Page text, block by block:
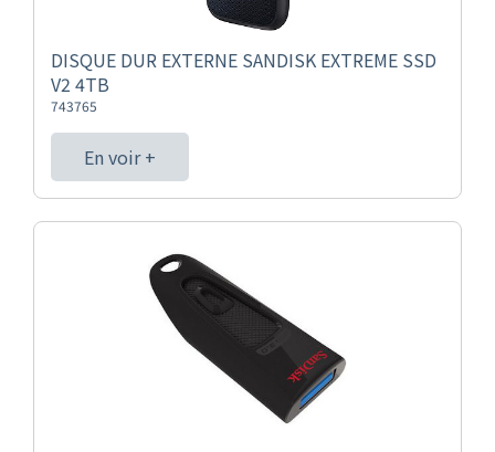
DISQUE DUR EXTERNE SANDISK EXTREME SSD
V2 4TB
743765
En voir +